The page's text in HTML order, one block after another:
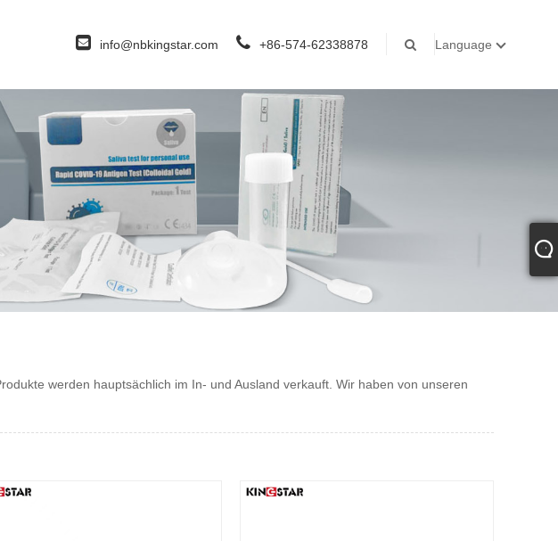
info@nbkingstar.com +86-574-62338878 Language
werden hauptsächlich im In- und Ausland verkauft. Wir haben von unseren